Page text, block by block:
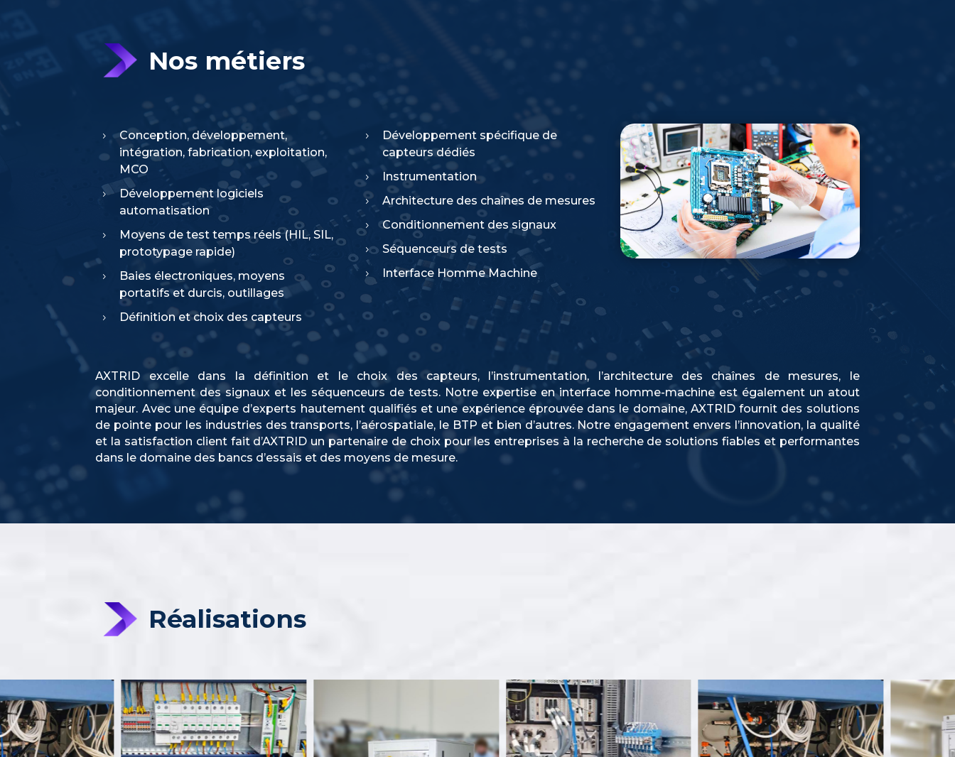
Nos métiers
5
Conception, développement,
intégration, fabrication, exploitation,
MCO
5
Développement logiciels
automatisation
5
Moyens de test temps réels (HIL, SIL,
prototypage rapide)
5
Baies électroniques, moyens
portatifs et durcis, outillages
5 Définition et choix des capteurs
5
Développement spécifique de
capteurs dédiés
5 Instrumentation
5 Architecture des chaînes de mesures
5 Conditionnement des signaux
5 Séquenceurs de tests
5 Interface Homme Machine
AXTRID excelle dans la définition et le choix des capteurs, l’instrumentation, l’architecture des chaînes de mesures, le
conditionnement des signaux et les séquenceurs de tests. Notre expertise en interface homme-machine est également un atout
majeur. Avec une équipe d’experts hautement qualifiés et une expérience éprouvée dans le domaine, AXTRID fournit des solutions
de pointe pour les industries des transports, l’aérospatiale, le BTP et bien d’autres. Notre engagement envers l’innovation, la qualité
et la satisfaction client fait d’AXTRID un partenaire de choix pour les entreprises à la recherche de solutions fiables et performantes
dans le domaine des bancs d’essais et des moyens de mesure.
Réalisations